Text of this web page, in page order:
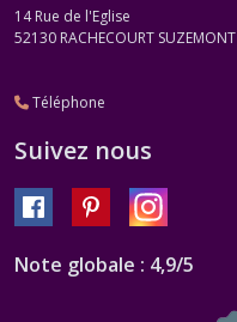
14 Rue de l'Eglise
52130 RACHECOURT SUZEMONT
Téléphone
Suivez nous
Note globale : 4,9/5